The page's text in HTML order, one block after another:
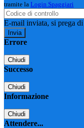
tramite la Login Spaggiari
E-mail inviata, si prega
Errore
Chiudi
Successo
Chiudi
Informazione
Chiudi
Attendere...